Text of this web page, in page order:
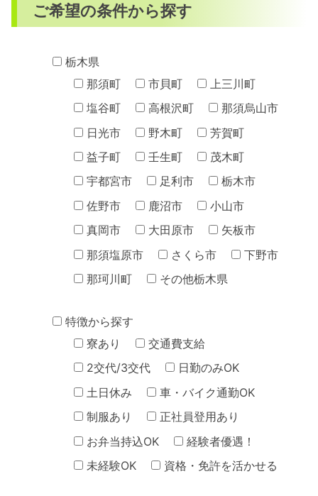
ご希望の条件から探す
栃木県
那須町
市貝町
上三川町
塩谷町
高根沢町
那須烏山市
日光市
野木町
芳賀町
益子町
壬生町
茂木町
宇都宮市
足利市
栃木市
佐野市
鹿沼市
小山市
真岡市
大田原市
矢板市
那須塩原市
さくら市
下野市
那珂川町
その他栃木県
特徴から探す
寮あり
交通費支給
2交代/3交代
日勤のみOK
土日休み
車・バイク通勤OK
制服あり
正社員登用あり
お弁当持込OK
経験者優遇！
未経験OK
資格・免許を活かせる